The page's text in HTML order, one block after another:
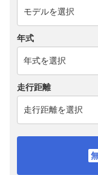
年式
走行距離